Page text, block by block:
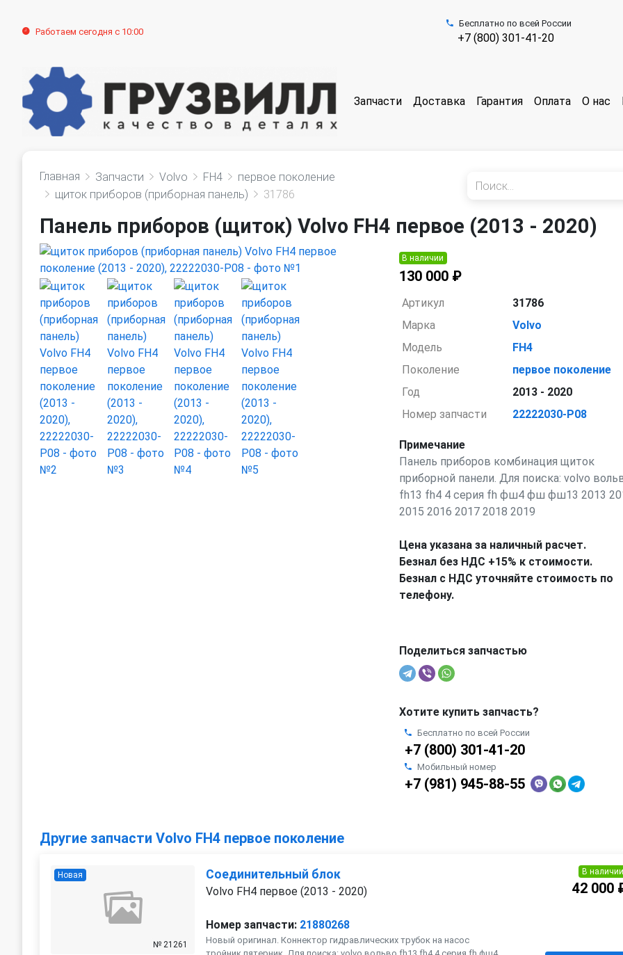
Работаем сегодня с 10:00
Бесплатно по всей России
+7 (800) 301-41-20
Запчасти Доставка Гарантия Оплата О нас
Главная Запчасти Volvo FH4
первое поколение
щиток приборов (приборная панель)
31786
Панель приборов (щиток) Volvo FH4 первое (2013 - 2020)
В наличии
130 000 ₽
Артикул
31786
Марка
Volvo
Модель
FH4
Поколение
первое поколение
Год
2013 - 2020
Номер запчасти
22222030-P08
Примечание
Панель приборов комбинация щиток
приборной панели. Для поиска: volvo
fh13 fh4 4 серия fh фш4 фш фш13 2013
2015 2016 2017 2018 2019
Цена указана за наличный расчет.
Безнал без НДС +15% к стоимости.
Безнал с НДС уточняйте стоимость по
телефону.
Поделиться запчастью
Хотите купить запчасть?
Бесплатно по всей России
+7 (800) 301-41-20
Мобильный номер
+7 (981) 945-88-55
Другие запчасти Volvo FH4 первое поколение
Новая
№ 21261
Соединительный блок
Volvo FH4 первое (2013 - 2020)
Номер запчасти: 21880268
Новый оригинал. Коннектор гидравлических трубок на насос
В наличии
42 000